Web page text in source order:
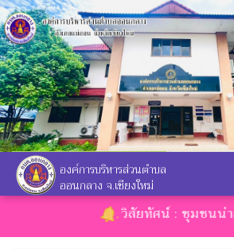
องค์การบริหารส่วนตำบล
ออนกลาง จ.เชียงใหม่
วิสัยทัศน์ : ชุมชนน่า